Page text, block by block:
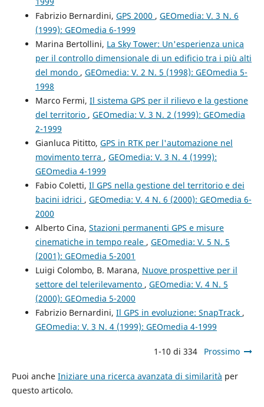
Fabrizio Bernardini, GPS 2000 , GEOmedia: V. 3 N. 6
(1999): GEOmedia 6-1999
Marina Bertollini, La Sky Tower: Un'esperienza unica
per il controllo dimensionale di un edificio tra i più alti
del mondo , GEOmedia: V. 2 N. 5 (1998): GEOmedia 5-
1998
Marco Fermi, Il sistema GPS per il rilievo e la gestione
del territorio , GEOmedia: V. 3 N. 2 (1999): GEOmedia
2-1999
Gianluca Pititto, GPS in RTK per l'automazione nel
movimento terra , GEOmedia: V. 3 N. 4 (1999):
GEOmedia 4-1999
Fabio Coletti, Il GPS nella gestione del territorio e dei
bacini idrici , GEOmedia: V. 4 N. 6 (2000): GEOmedia 6-
2000
Alberto Cina, Stazioni permanenti GPS e misure
cinematiche in tempo reale , GEOmedia: V. 5 N. 5
(2001): GEOmedia 5-2001
Luigi Colombo, B. Marana, Nuove prospettive per il
settore del telerilevamento , GEOmedia: V. 4 N. 5
(2000): GEOmedia 5-2000
Fabrizio Bernardini, Il GPS in evoluzione: SnapTrack ,
GEOmedia: V. 3 N. 4 (1999): GEOmedia 4-1999
1-10 di 334 Prossimo
Puoi anche Iniziare una ricerca avanzata di similarità per
questo articolo.